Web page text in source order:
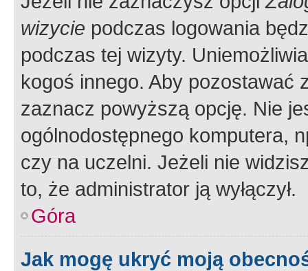
wizycie podczas logowania
podczas tej wizyty.
kogoś innego. Aby pozostawać
zaznacz powyższą opcję. Nie
ogólnodostępnego komputera,
czy na uczelni. Jeżeli nie
to, że administrator ją wyłączył.
Góra
Jak mogę ukryć moją